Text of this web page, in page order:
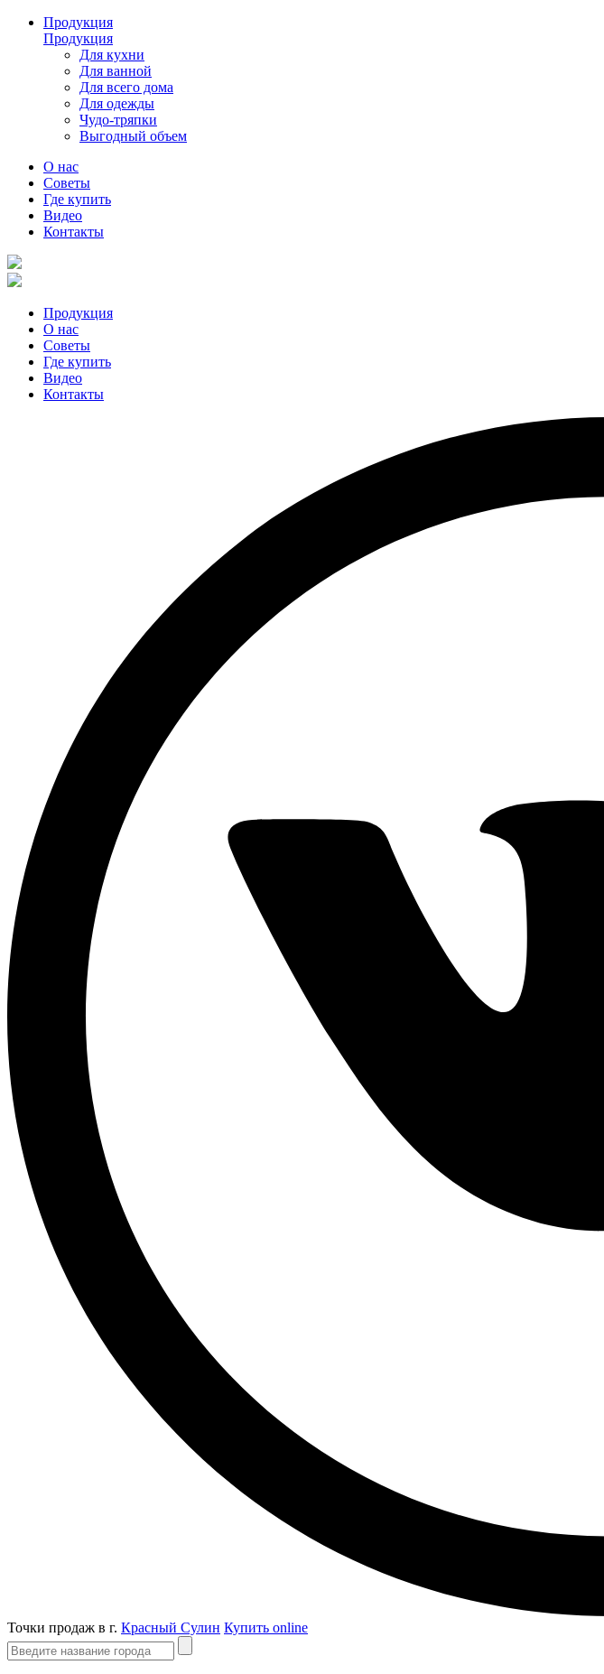
Продукция
Продукция
Для кухни
Для ванной
Для всего дома
Для одежды
Чудо-тряпки
Выгодный объем
О нас
Советы
Где купить
Видео
Контакты
Продукция
О нас
Советы
Где купить
Видео
Контакты
Точки продаж в г. Красный Сулин Купить online